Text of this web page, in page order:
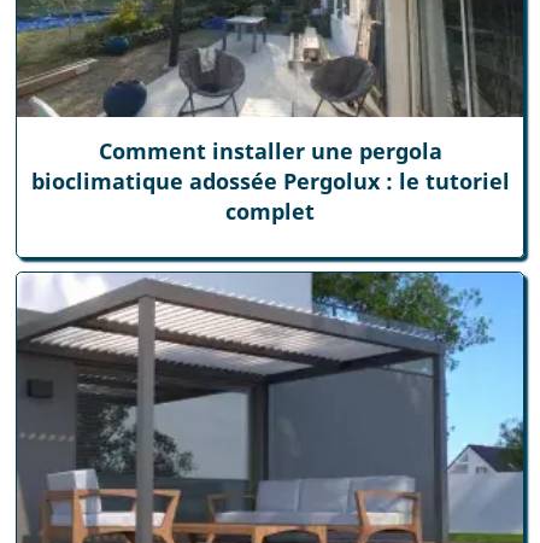
Comment installer une pergola
bioclimatique adossée Pergolux : le tutoriel
complet